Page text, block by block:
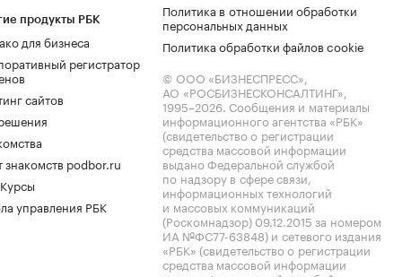
продукты РБК
для бизнеса
регистратор
сайтов
знакомств podbor.ru
управления РБК
Политика в отношении обработки
персональных данных
Политика обработки файлов cookie
© ООО «БИЗНЕСПРЕСС»,
АО «РОСБИЗНЕСКОНСАЛТИНГ»,
1995–2026. Сообщения и материалы
информационного агентства «РБК»
(свидетельство о регистрации
средства массовой информации
выдано Федеральной службой
по надзору в сфере связи,
информационных технологий
и массовых коммуникаций
(Роскомнадзор) 09.12.2015 за номером
ИА №ФС77-63848) и сетевого издания
«РБК» (свидетельство о регистрации
средства массовой информации